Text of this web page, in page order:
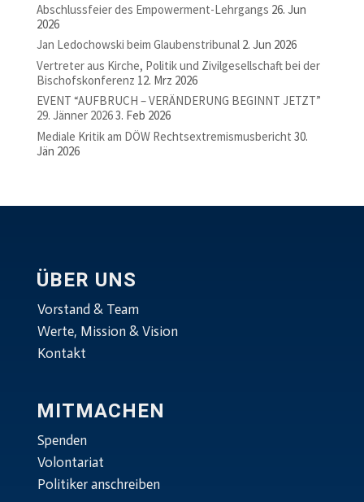
Abschlussfeier des Empowerment-Lehrgangs 26. Jun
2026
Jan Ledochowski beim Glaubenstribunal 2. Jun 2026
Vertreter aus Kirche, Politik und Zivilgesellschaft bei der
Bischofskonferenz 12. Mrz 2026
EVENT “AUFBRUCH – VERÄNDERUNG BEGINNT JETZT”
29. Jänner 20263. Feb 2026
Mediale Kritik am DÖW Rechtsextremismusbericht 30.
Jän 2026
ÜBER UNS
Vorstand & Team
Werte, Mission & Vision
Kontakt
MITMACHEN
Spenden
Volontariat
Politiker anschreiben